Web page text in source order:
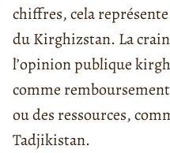
chiffres, cela
du Kirghizstan. La
l’opinion publique
comme
ou des ressources,
Tadjikistan.